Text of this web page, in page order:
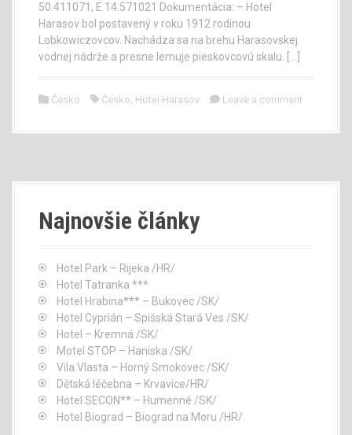
50.411071, E 14.571021 Dokumentácia: – Hotel
Harasov bol postavený v roku 1912 rodinou
Lobkowiczovcov. Nachádza sa na brehu Harasovskej
vodnej nádrže a presne lemuje pieskovcovú skalu. […]
Česko Česko, Hotel Harasov Leave a comment
Najnovšie články
Hotel Park – Rijeka /HR/
Hotel Tatranka ***
Hotel Hrabina*** – Bukovec /SK/
Hotel Cyprián – Spišská Stará Ves /SK/
Hotel – Kremná /SK/
Motel STOP – Haniska /SK/
Vila Vlasta – Horný Smokovec /SK/
Dětská léčebna – Krvavice/HR/
Hotel SECON** – Humenné /SK/
Hotel Biograd – Biograd na Moru /HR/